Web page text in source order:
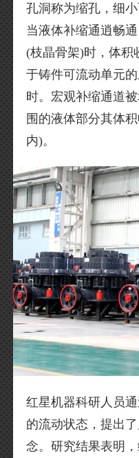
孔洞称为缩孔，细
当液体补缩通逍畅
(枝晶骨架)时，体积
于铸件可流动单元
时。宏观补缩通道
围的液体部分其体
内)。
红星机器科研人员
的流动状态，提出
念。研究结果表明